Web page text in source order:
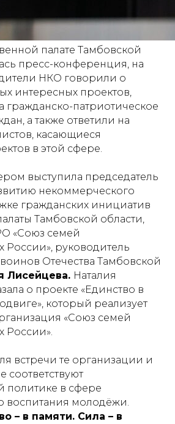
палате Тамбовской
пресс-конференция, на
НКО говорили о
интересных проектов,
гражданско-патриотическое
а также ответили на
касающиеся
в этой сфере.
выступила председатель
некоммерческого
гражданских инициатив
Тамбовской области,
«Союз семей
России», руководитель
Отечества Тамбовской
Лисейцева. Наталия
о проекте «Единство в
который реализует
«Союз семей
России».
встречи те организации и
соответствуют
политике в сфере
воспитания молодёжи.
– в памяти. Сила – в